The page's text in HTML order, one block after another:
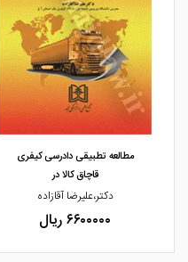
مشاهده و خرید
مطالعه تطبیقی دادرسی کیفری
قاچاق کالا در
دکتر،علیرضا آقازاده
۶۶۰۰۰۰۰ ریال